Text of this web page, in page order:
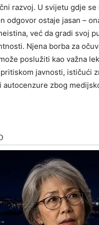
razvoj. U svijetu gdje se
odgovor ostaje jasan –
već da gradi svoj
Njena borba za
poslužiti kao važna
javnosti, ističući
autocenzure zbog